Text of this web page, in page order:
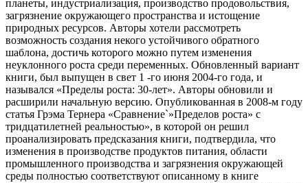
планеты, индустриализация, производство продовольствия,
загрязнение окружающего пространства и истощение
природных ресурсов. Авторы хотели рассмотреть
возможность создания некого устойчивого обратного
шаблона, достичь которого можно путем изменения
неуклонного роста среди переменных. Обновленный вариант
книги, был выпущен в свет 1 -го июня 2004-го года, и
назывался «Пределы роста: 30-лет». Авторы обновили и
расширили начальную версию. Опубликованная в 2008-м году
статья Грэма Тернера «Сравнение`»Пределов роста» с
тридцатилетней реальностью», в которой он решил
проанализировать предсказания книги, подтвердила, что
изменения в производстве продуктов питания, области
промышленного производства и загрязнения окружающей
среды полностью соответствуют описанному в книге